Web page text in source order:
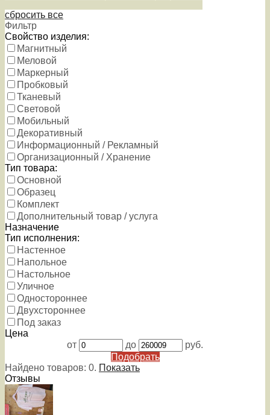
сбросить все
Фильтр
Свойство изделия:
Магнитный
Меловой
Маркерный
Пробковый
Тканевый
Световой
Мобильный
Декоративный
Информационный / Рекламный
Организационный / Хранение
Тип товара:
Основной
Образец
Комплект
Дополнительный товар / услуга
Назначение
Тип исполнения:
Настенное
Напольное
Настольное
Уличное
Одностороннее
Двухстороннее
Под заказ
Цена
от
до
руб.
Подобрать
Найдено товаров: 0. Показать
Отзывы